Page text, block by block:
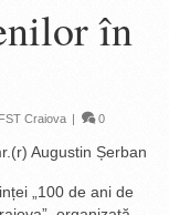
în
Craiova | 0
Augustin Șerban
„100 de ani de